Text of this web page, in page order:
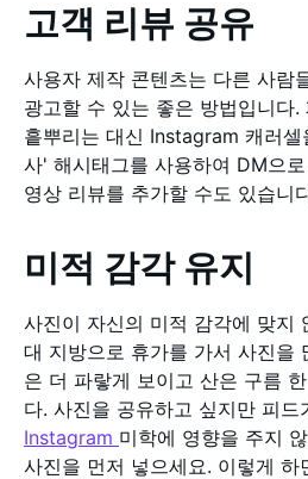
고객 리뷰 공유
사용자 제작 콘텐츠는 다른 사람
광고할 수 있는 좋은 방법입니다
흩뿌리는 대신 Instagram 캐러
사' 해시태그를 사용하여 DM으
영상 리뷰를 추가할 수도 있습니
미적 감각 유지
사진이 자신의 미적 감각에 맞지
대 지방으로 휴가를 가서 사진을
은 더 파랗게 보이고 산은 구름
다. 사진을 공유하고 싶지만 피드
Instagram 미학에 영향을 주지
사진을 먼저 넣으세요. 이렇게 하